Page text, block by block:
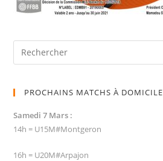
PROCHAINS MATCHS À DOMICILE
Samedi 7 Mars :
14h = U15M#Montgeron
16h = U20M#Arpajon